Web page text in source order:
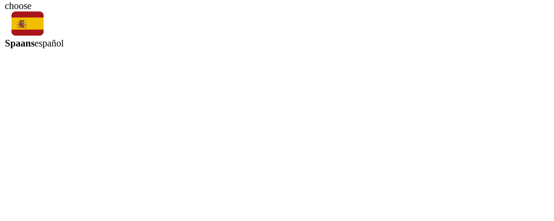
choose
Spaansespañol